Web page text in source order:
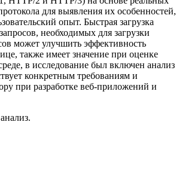
для выявления их особенностей,
опыт. Быстрая загрузка
необходимых для загрузки
может улучшить эффективность
также имеет значение при оценке
в исследование был включен анализ
конкретным требованиям и
при разработке веб-приложений и